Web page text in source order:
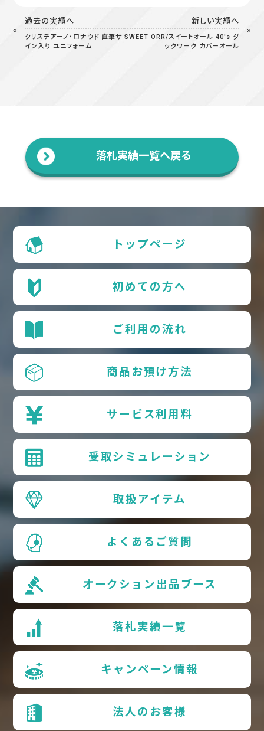
過去の実績へ
クリスチアーノ・ロナウド 直筆サ
イン入り ユニフォーム
新しい実績へ
SWEET ORR/スイートオール 40's ダ
ックワーク カバーオール
落札実績一覧へ戻る
トップページ
初めての方へ
ご利用の流れ
商品お預け方法
サービス利用料
受取シミュレーション
取扱アイテム
よくあるご質問
オークション出品ブース
落札実績一覧
キャンペーン情報
法人のお客様